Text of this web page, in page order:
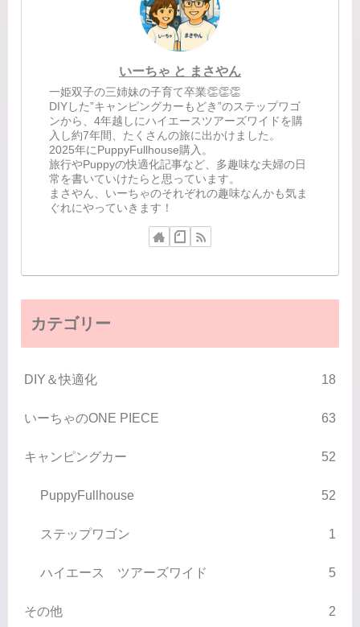
いーちゃ と まさやん
一姫双子の三姉妹の子育て卒業👏👏👏
DIYした”キャンピングカーもどき”のステップワゴ
ンから、4年越しにハイエースツアーズワイドを購
入し約7年間、たくさんの旅に出かけました。
2025年にPuppyFullhouse購入。
旅行やPuppyの快適化記事など、多趣味な夫婦の日
常を書いていけたらと思っています。
まさやん、いーちゃのそれぞれの趣味なんかも気ま
ぐれにやっていきます！
カテゴリー
DIY＆快適化 18
いーちゃのONE PIECE 63
キャンピングカー 52
PuppyFullhouse 52
ステップワゴン 1
ハイエース ツアーズワイド 5
その他 2